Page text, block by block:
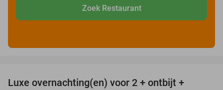
Zoek Restaurant
Luxe overnachting(en) voor 2 + ontbijt +